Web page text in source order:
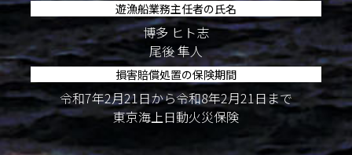
遊漁船業務主任者の氏名
博多 ヒト志
尾後 隼人
損害賠償処置の保険期間
令和7年2月21日から令和8年2月21日まで
東京海上日動火災保険